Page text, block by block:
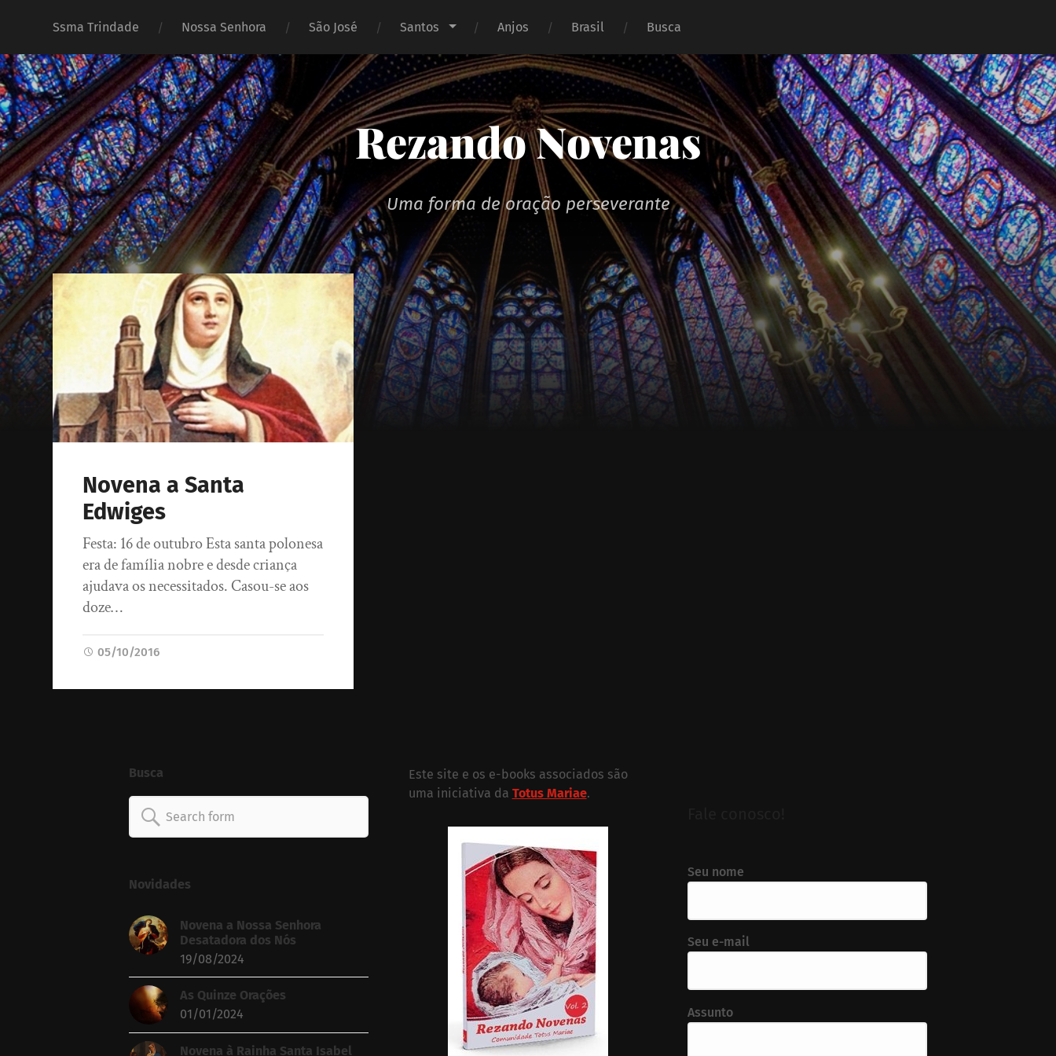
Ssma Trindade Nossa Senhora São José Santos Anjos Brasil Busca
Rezando Novenas
Uma forma de oração perseverante
Novena a Santa
Edwiges
Festa: 16 de outubro Esta santa polonesa
era de família nobre e desde criança
ajudava os necessitados. Casou-se aos
doze…
05/10/2016
Busca
Search
for:
Novidades
Novena a Nossa Senhora
Desatadora dos Nós
19/08/2024
As Quinze Orações
01/01/2024
Novena à Rainha Santa Isabel
Este site e os e-books associados são
uma iniciativa da Totus Mariae.
Seu nome
Seu e-mail
Assunto